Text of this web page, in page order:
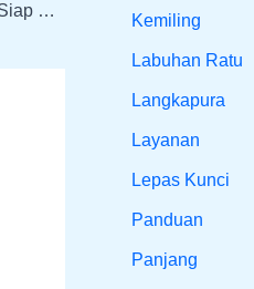
Rental Mobil Kedaton Bandar Lampung Siap Temani Semua Perjalanan
Kemiling
Labuhan Ratu
Langkapura
Layanan
Lepas Kunci
Panduan
Panjang